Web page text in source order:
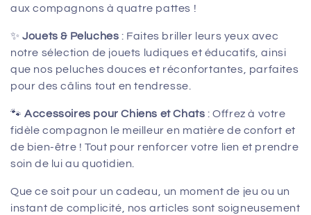
e
c
t
i
o
n
aux compagnons à quatre pattes !
✨Jouets & Peluches : Faites briller leurs yeux avec
notre sélection de jouets ludiques et éducatifs, ainsi
que nos peluches douces et réconfortantes, parfaites
pour des câlins tout en tendresse.
🐾Accessoires pour Chiens et Chats : Offrez à votre
fidèle compagnon le meilleur en matière de confort et
de bien-être ! Tout pour renforcer votre lien et prendre
soin de lui au quotidien.
Que ce soit pour un cadeau, un moment de jeu ou un
instant de complicité, nos articles sont soigneusement